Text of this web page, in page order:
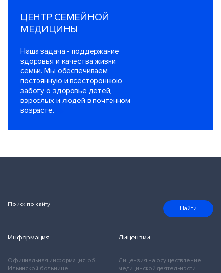
ЦЕНТР СЕМЕЙНОЙ
МЕДИЦИНЫ
Наша задача - поддержание
здоровья и качества жизни
семьи. Мы обеспечиваем
постоянную и всестороннюю
заботу о здоровье детей,
взрослых и людей в почтенном
возрасте.
Поиск по сайту
Найти
Информация
Официальная информация об
Ильинской больнице
Лицензии
Лицензия на осуществление
медицинской деятельности